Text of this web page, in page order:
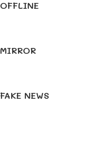
OFFLINE
MIRROR
FAKE NEWS